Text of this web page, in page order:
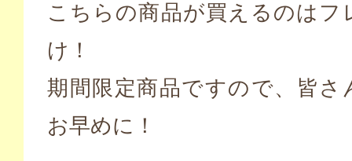
こちらの商品が買えるのはフ
け！
期間限定商品ですので、皆さ
お早めに！